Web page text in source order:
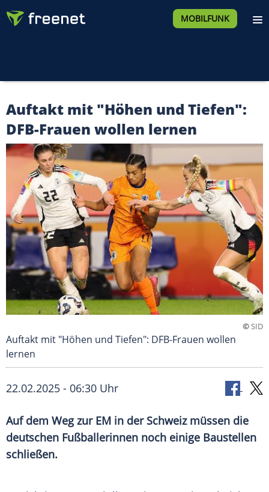
MOBILFUNK
Auftakt mit "Höhen und Tiefen":
DFB-Frauen wollen lernen
©SID
Auftakt mit "Höhen und Tiefen": DFB-Frauen wollen
lernen
22.02.2025 - 06:30 Uhr
Auf dem Weg zur EM in der Schweiz müssen die
deutschen Fußballerinnen noch einige Baustellen
schließen.